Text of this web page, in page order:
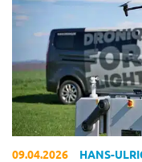
09.04.2026 HANS-